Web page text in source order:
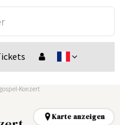
Konzert
Karte anzeigen